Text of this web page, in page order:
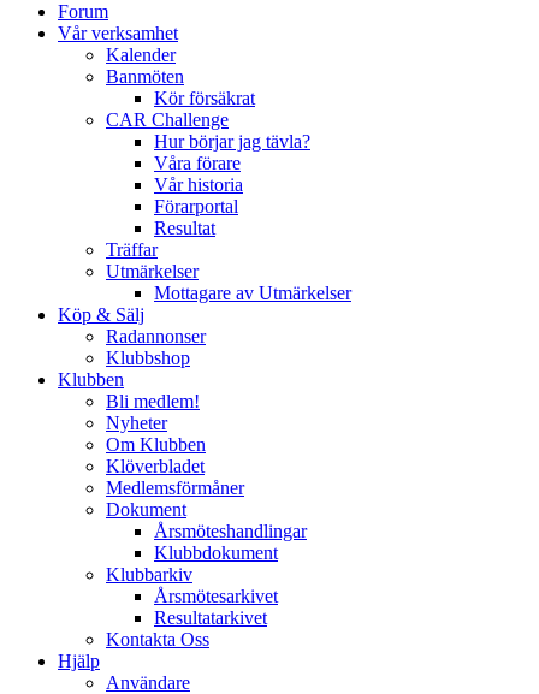
Forum
Vår verksamhet
Kalender
Banmöten
Kör försäkrat
CAR Challenge
Hur börjar jag tävla?
Våra förare
Vår historia
Förarportal
Resultat
Träffar
Utmärkelser
Mottagare av Utmärkelser
Köp & Sälj
Radannonser
Klubbshop
Klubben
Bli medlem!
Nyheter
Om Klubben
Klöverbladet
Medlemsförmåner
Dokument
Årsmöteshandlingar
Klubbdokument
Klubbarkiv
Årsmötesarkivet
Resultatarkivet
Kontakta Oss
Hjälp
Användare